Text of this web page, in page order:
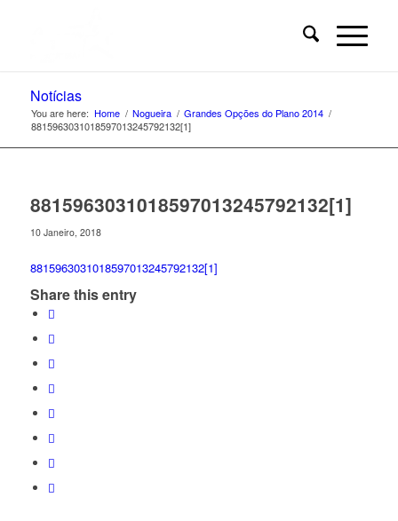
Notícias
You are here: Home / Nogueira / Grandes Opções do Plano 2014 /
8815963031018597013245792132[1]
8815963031018597013245792132[1]
10 Janeiro, 2018
8815963031018597013245792132[1]
Share this entry